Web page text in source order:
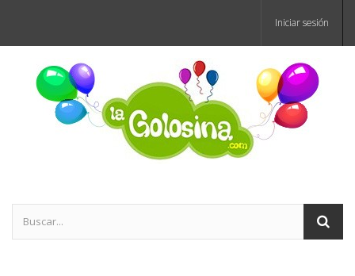
Iniciar sesión